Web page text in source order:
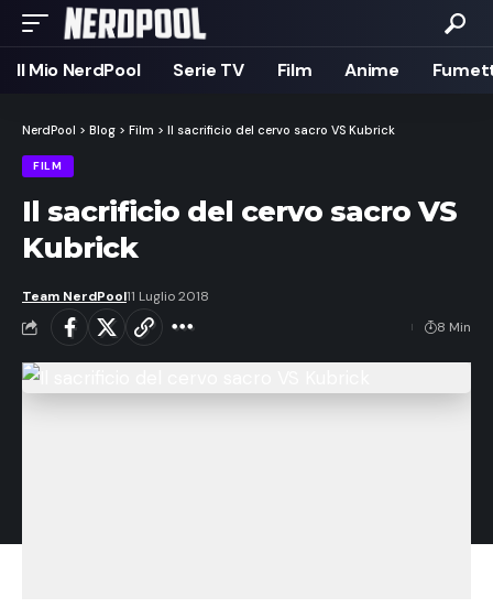
Il Mio NerdPool Serie TV Film Anime
NerdPool > Blog > Film > Il sacrificio del cervo sacro VS Kubrick
FILM
Il sacrificio del cervo sacro VS
Kubrick
Team NerdPool11 Luglio 2018
8 Min